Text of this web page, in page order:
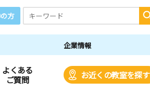
方
企業情報
よくある
ご質問
お近くの教室を探す